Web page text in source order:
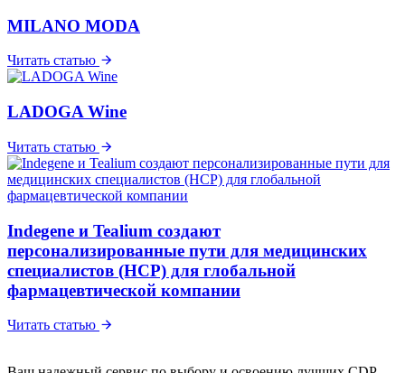
MILANO MODA
Читать статью
LADOGA Wine
Читать статью
Indegene и Tealium создают
персонализированные пути для медицинских
специалистов (HCP) для глобальной
фармацевтической компании
Читать статью